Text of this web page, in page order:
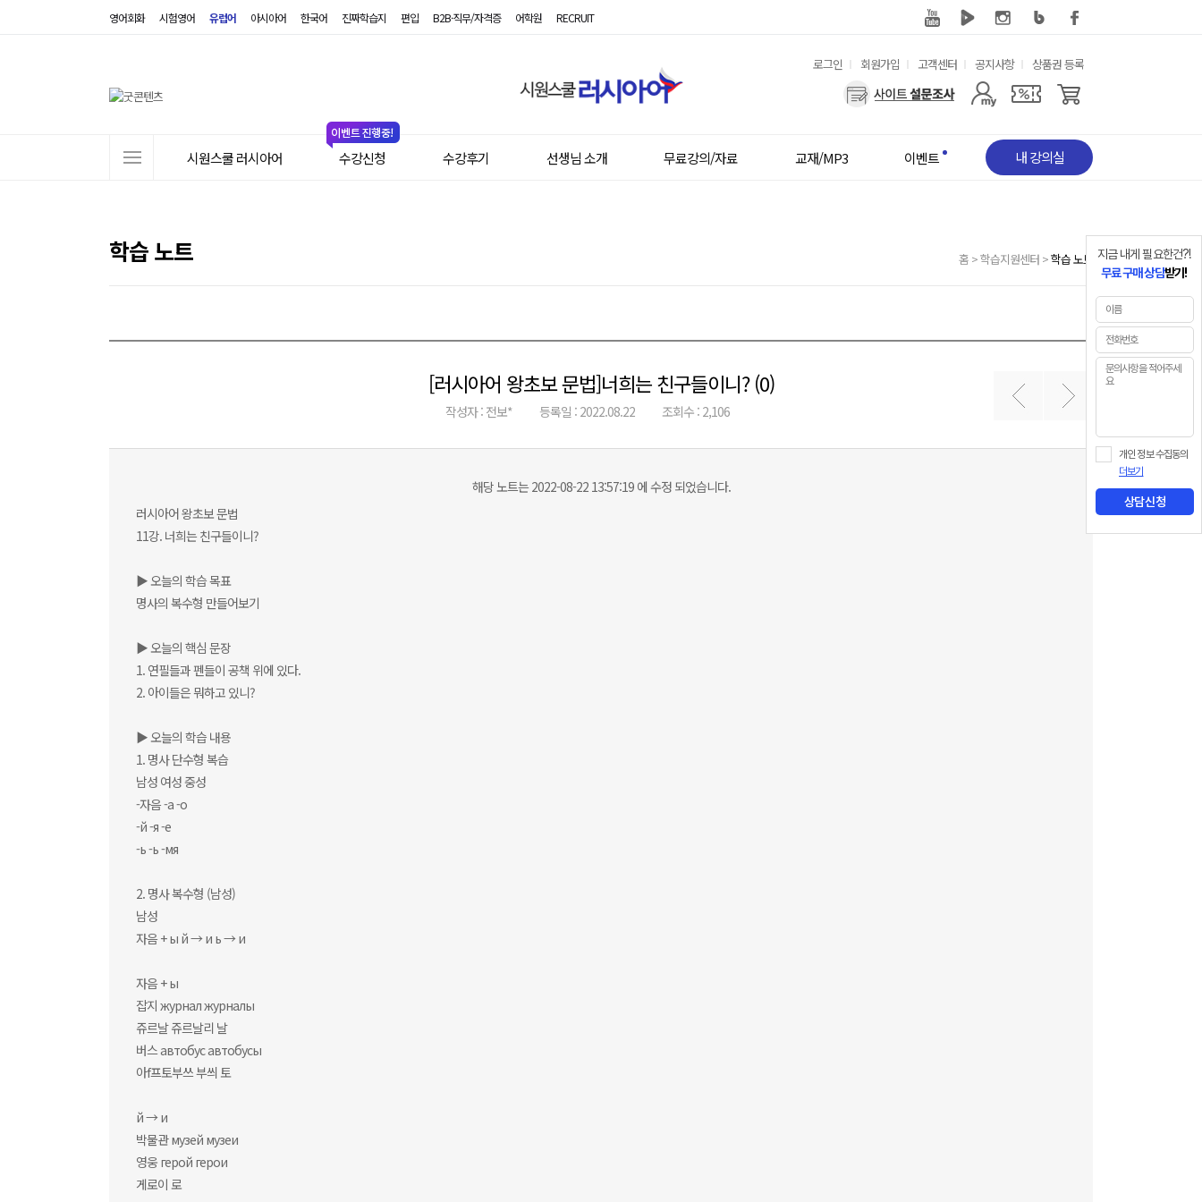
영어회화 시험영어 유럽어 아시아어 한국어 진짜학습지 편입 B2B·직무/자격증 어학원 RECRUIT
로그인 회원가입 고객센터 공지사항
상품권 등록
사
용
뉴
시원스쿨 러시아어 수강신청 수강후기 선생님 소개 무료강의/자료 교재/MP3 이벤트 내 강의실
학습 노트 홈 >학습지원센터 >학습 노트
[러시아어 왕초보 문법]너희는 친구들이니? (0)
작성자 : 전보* 등록일 : 2022.08.22 조회수 : 2,106
해당 노트는 2022-08-22 13:57:19 에 수정 되었습니다.
러시아어 왕초보 문법
11강. 너희는 친구들이니?
▶ 오늘의 학습 목표
명사의 복수형 만들어보기
▶ 오늘의 핵심 문장
1. 연필들과 펜들이 공책 위에 있다.
2. 아이들은 뭐하고 있니?
▶ 오늘의 학습 내용
1. 명사 단수형 복습
남성 여성 중성
-자음 -а -о
-й -я -е
-ь -ь -мя
2. 명사 복수형 (남성)
남성
자음 + ы й → и ь → и
자음 + ы
잡지 журнал журналы
쥬르날 쥬르날리 날
버스 автобус автобусы
아f프토부쓰 부씌 토
й → и
박물관 музей музеи
영웅 герой герои
게로이 로
지금 내게 필요한건?!
무료 구매 상담받기!
개인 정보 수집동의
더보기
상담신청